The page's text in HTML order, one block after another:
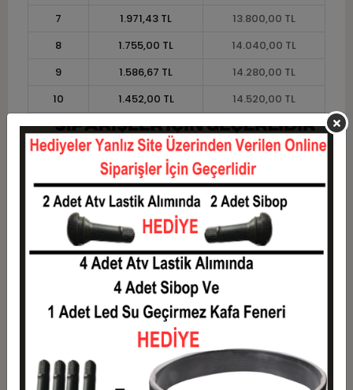
7
1.971,43 TL
13.800,00 TL
8
1.755,00 TL
14.040,00 TL
9
1.586,67 TL
14.280,00 TL
10
1.452,00 TL
14.520,00 TL
11
1.330,91 TL
14.640,00 TL
12
1.240,00 TL 14.880,00 TL
Taksit Taksit Tutarı
Toplam Tutar
1
12.000,00 TL
12.000,00 TL
6.000,00 TL
3
4.280,00 TL
12.840,00 TL
3.270,00 TL
5
2.664,00 TL
13.320,00 TL